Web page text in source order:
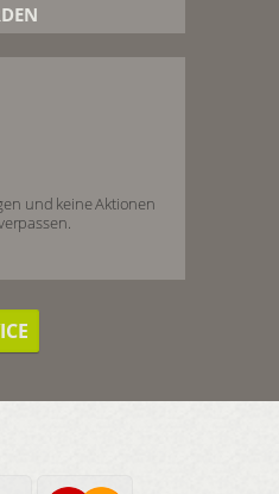
und keine Aktionen